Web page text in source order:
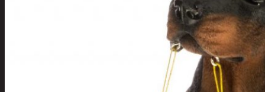
Poistotuotteet
Kausituotteet
Joulu
Joulu- ja kausivalot
Eläimet ja
tontut
Kyntteliköt